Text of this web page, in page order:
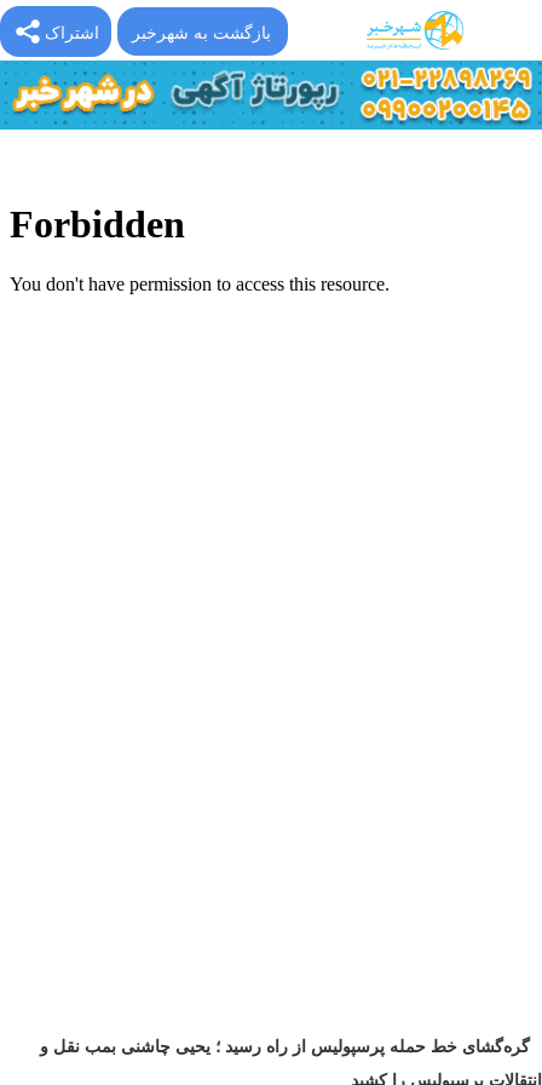
اشتراک بازگشت به شهرخبر
گره‌گشای خط حمله پرسپولیس از راه رسید ؛ یحیی چاشنی بمب نقل و
انتقالات پرسپولیس را کشید